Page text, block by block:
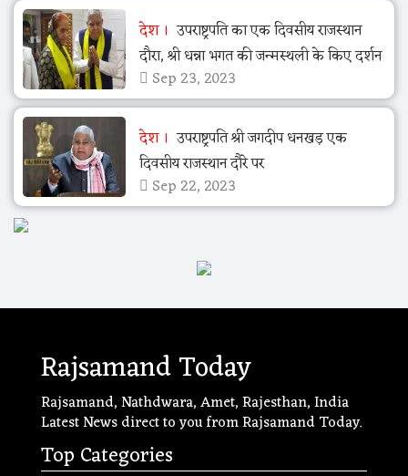
देश
उपराष्ट्रपति का एक दिवसीय राजस्थान
दौरा, श्री धन्ना भगत की जन्मस्थली के किए दर्शन
Sep 23, 2023
देश
उपराष्ट्रपति श्री जगदीप धनखड़ एक
दिवसीय राजस्थान दौरे पर
Sep 22, 2023
Rajsamand Today
Rajsamand, Nathdwara, Amet, Rajesthan, India
Latest News direct to you from Rajsamand Today.
Top Categories